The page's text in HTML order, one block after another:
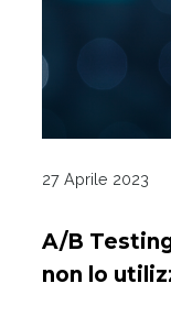
27 Aprile 2023
A/B
non lo